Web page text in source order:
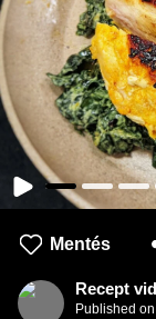
Mentés
Recept
Published on